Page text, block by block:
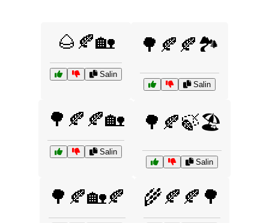
pilihan? Jelajahi kategori lainnya untuk menemukan cara
dengan emoji
🌰🍂🏡
Salin
🌳🍂🍂🏞️
Salin
🌳🍂🍂🏡
Salin
🌳🍂🍃🏖️
Salin
🌳🍂🏡🍂 🌾🍂🍂🌳